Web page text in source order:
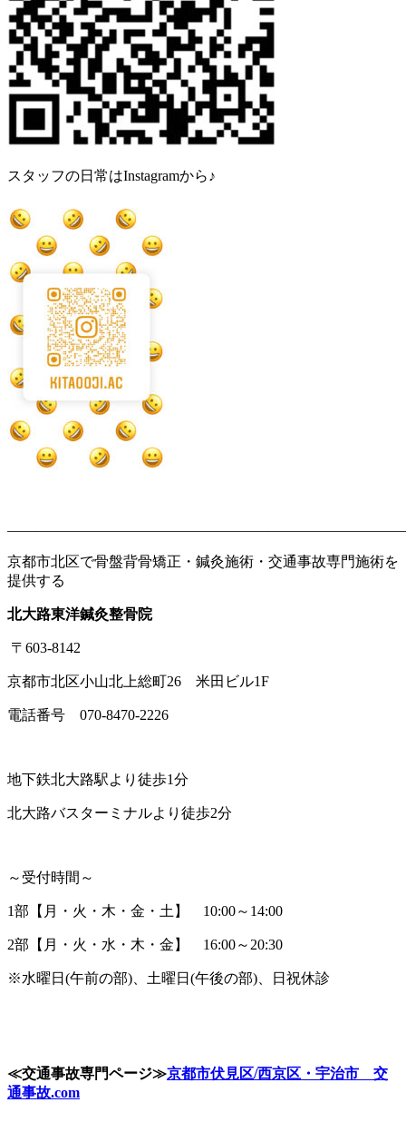
スタッフの日常はInstagramから♪
京都市北区で骨盤背骨矯正・鍼灸施術・交通事故専門施術を
提供する
北大路東洋鍼灸整骨院
〒603-8142
京都市北区小山北上総町26 米田ビル1F
電話番号 070-8470-2226
地下鉄北大路駅より徒歩1分
北大路バスターミナルより徒歩2分
～受付時間～
1部【月・火・木・金・土】 10:00～14:00
2部【月・火・水・木・金】 16:00～20:30
※水曜日(午前の部)、土曜日(午後の部)、日祝休診
≪交通事故専門ページ≫京都市伏見区/西京区・宇治市 交
通事故.com